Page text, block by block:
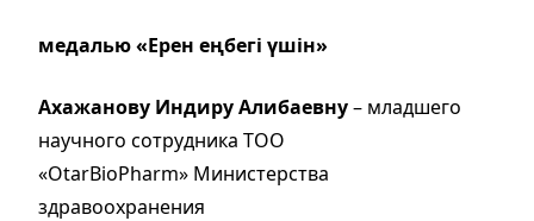
медалью «Ерен еңбегі үшін»
Ахажанову Индиру Алибаевну– младшего
научного сотрудника ТОО
«OtarBioPharm» Министерства
здравоохранения